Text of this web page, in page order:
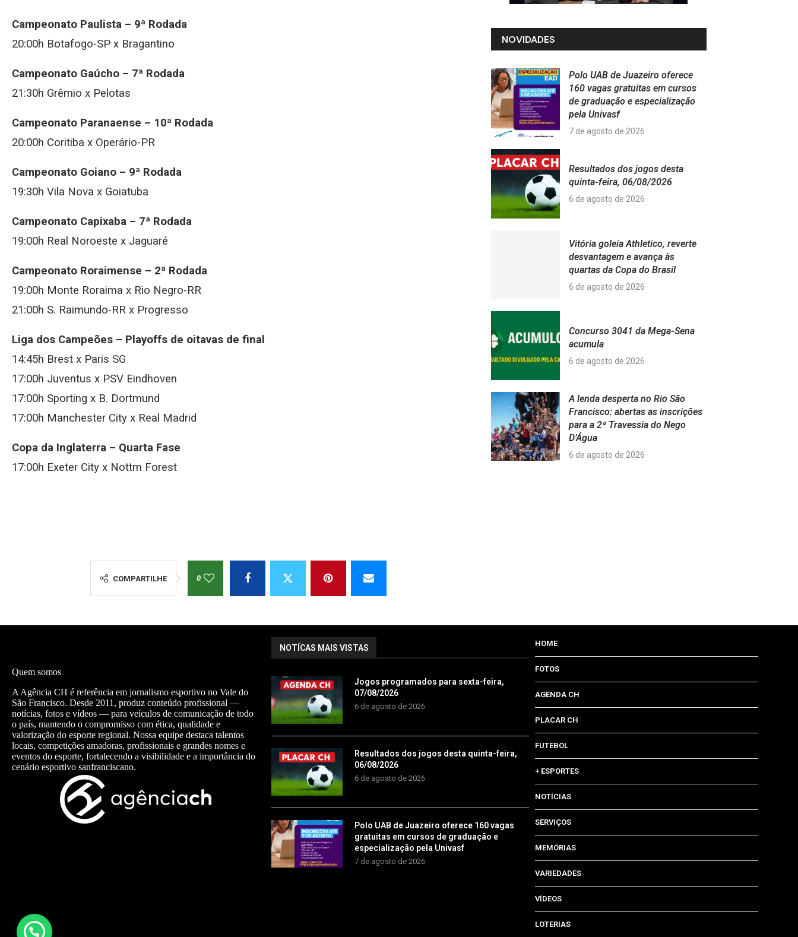
Campeonato Paulista – 9ª Rodada
20:00h Botafogo-SP x Bragantino
Campeonato Gaúcho – 7ª Rodada
21:30h Grêmio x Pelotas
Campeonato Paranaense – 10ª Rodada
20:00h Coritiba x Operário-PR
Campeonato Goiano – 9ª Rodada
19:30h Vila Nova x Goiatuba
Campeonato Capixaba – 7ª Rodada
19:00h Real Noroeste x Jaguaré
Campeonato Roraimense – 2ª Rodada
19:00h Monte Roraima x Rio Negro-RR
21:00h S. Raimundo-RR x Progresso
Liga dos Campeões – Playoffs de oitavas de final
14:45h Brest x Paris SG
17:00h Juventus x PSV Eindhoven
17:00h Sporting x B. Dortmund
17:00h Manchester City x Real Madrid
Copa da Inglaterra – Quarta Fase
17:00h Exeter City x Nottm Forest
COMPARTILHE 0
NOVIDADES
Polo UAB de Juazeiro oferece
160 vagas gratuitas em cursos
de graduação e especialização
pela Univasf
7 de agosto de 2026
Resultados dos jogos desta
quinta-feira, 06/08/2026
6 de agosto de 2026
Vitória goleia Athletico, reverte
desvantagem e avança às
quartas da Copa do Brasil
6 de agosto de 2026
Concurso 3041 da Mega-Sena
acumula
6 de agosto de 2026
A lenda desperta no Rio São
Francisco: abertas as inscrições
para a 2ª Travessia do Nego
D’Água
6 de agosto de 2026
Quem somos
A Agência CH é referência em jornalismo esportivo no Vale do
São Francisco. Desde 2011, produz conteúdo profissional —
notícias, fotos e vídeos — para veículos de comunicação de todo
o país, mantendo o compromisso com ética, qualidade e
valorização do esporte regional. Nossa equipe destaca talentos
locais, competições amadoras, profissionais e grandes nomes e
eventos do esporte, fortalecendo a visibilidade e a importância do
cenário esportivo sanfranciscano.
NOTÍCAS MAIS VISTAS
Jogos programados para sexta-feira,
07/08/2026
6 de agosto de 2026
Resultados dos jogos desta quinta-feira,
06/08/2026
6 de agosto de 2026
Polo UAB de Juazeiro oferece 160 vagas
gratuitas em cursos de graduação e
especialização pela Univasf
7 de agosto de 2026
HOME
FOTOS
AGENDA CH
PLACAR CH
FUTEBOL
+ ESPORTES
NOTÍCIAS
SERVIÇOS
MEMÓRIAS
VARIEDADES
VÍDEOS
LOTERIAS